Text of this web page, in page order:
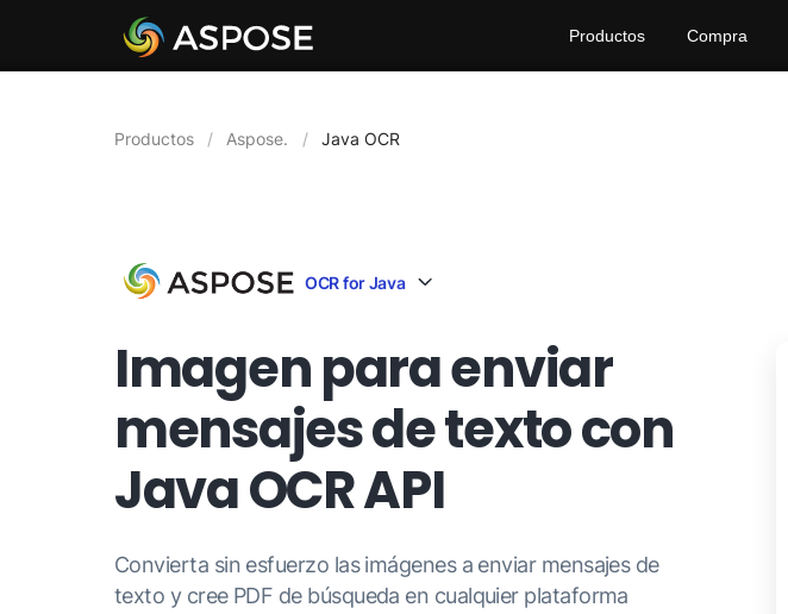
Productos Compra
Productos Aspose. Java OCR
OCR for Java
Imagen para enviar
mensajes de texto con
Java OCR API
Convierta sin esfuerzo las imágenes a enviar mensajes de
texto y cree PDF de búsqueda en cualquier plataforma